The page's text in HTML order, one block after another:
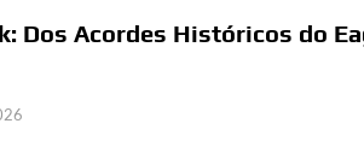
Dos Acordes Históricos do